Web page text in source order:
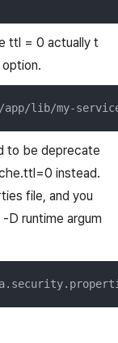
ttl = 0 actually t
lib/my-
to be deprecate
instead.
file, and you
D runtime argum